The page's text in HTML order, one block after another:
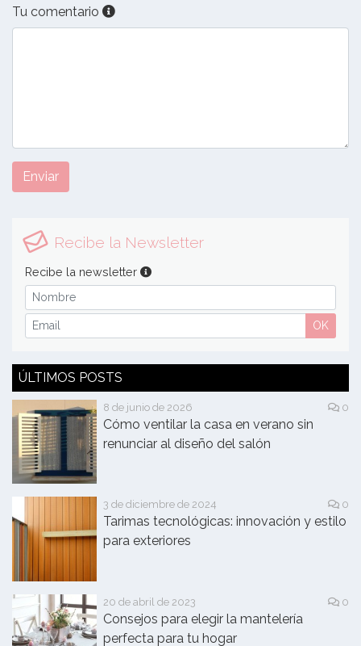
Tu comentario
Enviar
Recibe la Newsletter
Recibe la newsletter
OK
ÚLTIMOS POSTS
8 de junio de 2026 0
Cómo ventilar la casa en verano sin
renunciar al diseño del salón
3 de diciembre de 2024 0
Tarimas tecnológicas: innovación y estilo
para exteriores
20 de abril de 2023 0
Consejos para elegir la mantelería
perfecta para tu hogar